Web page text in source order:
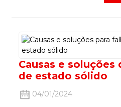
Causas e soluções
de estado sólido
04/01/2024